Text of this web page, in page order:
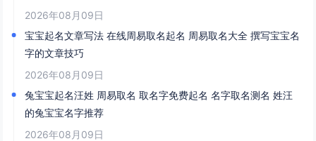
2026年08月09日
宝宝起名文章写法 在线周易取名起名 周易取名大全 撰写宝宝名
字的文章技巧
2026年08月09日
兔宝宝起名汪姓 周易取名 取名字免费起名 名字取名测名 姓汪
的兔宝宝名字推荐
2026年08月09日